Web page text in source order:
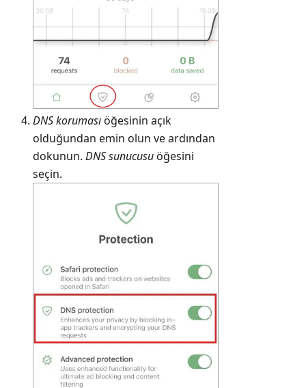
DNS korumasıöğesinin açık
olduğundan emin olun ve ardından
dokunun. DNS sunucusuöğesini
seçin.